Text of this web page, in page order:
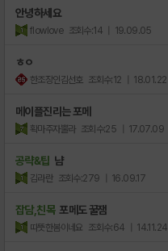
안녕하세요
flowlove 조회수:14 | 19.09.05
ㅎㅇ
한조장인김선호 조회수:12 | 18.01.22
메이플진리는 포메
확마주자뿔라 조회수:25 | 17.07.09
공략&팁 냠
김라란 조회수:279 | 16.09.17
잡담,친목 포메도 꿀잼
따뜻한봄이네요 조회수:64 | 14.11.24